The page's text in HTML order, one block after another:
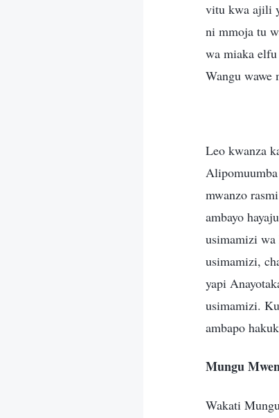
vitu kwa ajili
ni mmoja tu
wa miaka
Wangu wawe
Leo kwanza
mwanzo
ambayo
usimamizi wa
usimamizi,
yapi
usimamizi.
ambapo
Mungu
Wakati